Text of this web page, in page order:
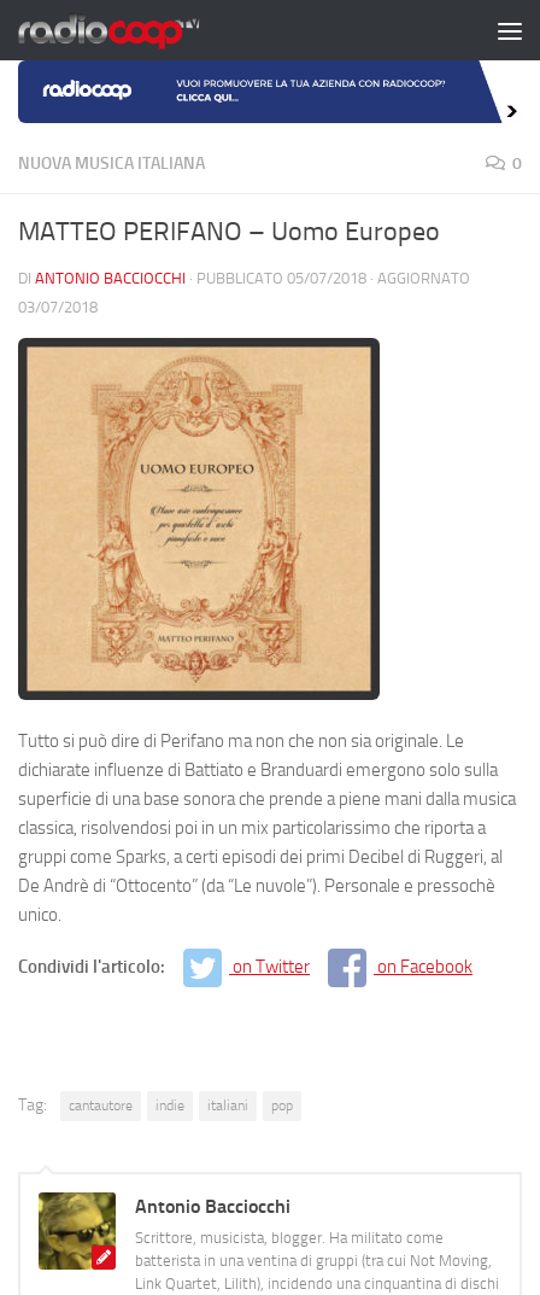
Salta al contenuto
NUOVA MUSICA ITALIANA 0
MATTEO PERIFANO – Uomo Europeo
DI ANTONIO BACCIOCCHI · PUBBLICATO 05/07/2018 · AGGIORNATO
03/07/2018
Tutto si può dire di Perifano ma non che non sia originale. Le
dichiarate influenze di Battiato e Branduardi emergono solo sulla
superficie di una base sonora che prende a piene mani dalla musica
classica, risolvendosi poi in un mix particolarissimo che riporta a
gruppi come Sparks, a certi episodi dei primi Decibel di Ruggeri, al
De Andrè di “Ottocento” (da “Le nuvole”). Personale e pressochè
unico.
Condividi l'articolo: on Twitter on Facebook
Tag: cantautore indie italiani pop
Antonio Bacciocchi
Scrittore, musicista, blogger. Ha militato come
batterista in una ventina di gruppi (tra cui Not Moving,
Link Quartet, Lilith), incidendo una cinquantina di dischi